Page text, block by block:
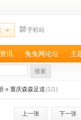
手机站
讯 兔兔网论坛 主
搜索
» 重庆森森足道(1/1)
上一张 下一张